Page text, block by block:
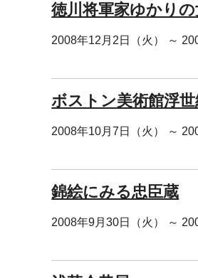
徳川将軍家ゆかり
2008年12月2日（火） ～
ボストン美術館浮
2008年10月7日（火） ～
錦絵にみる忠臣蔵
2008年9月30日（火） ～